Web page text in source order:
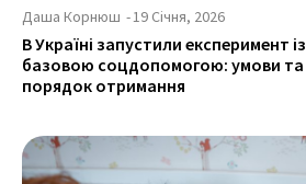
Даша Корнюш -19 Січня, 2026
В Україні запустили експеримент із
базовою соцдопомогою: умови та
порядок отримання